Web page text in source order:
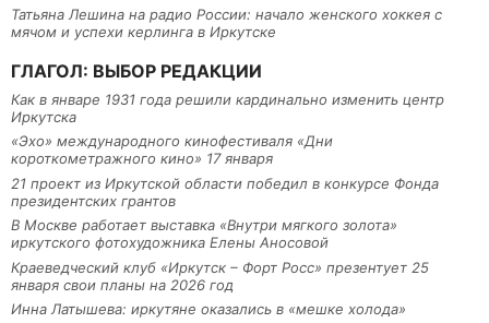
Татьяна Лешина на радио России: начало женского хоккея с
мячом и успехи керлинга в Иркутске
ГЛАГОЛ: ВЫБОР РЕДАКЦИИ
Как в январе 1931 года решили кардинально изменить центр
Иркутска
«Эхо» международного кинофестиваля «Дни
короткометражного кино» 17 января
21 проект из Иркутской области победил в конкурсе Фонда
президентских грантов
В Москве работает выставка «Внутри мягкого золота»
иркутского фотохудожника Елены Аносовой
Краеведческий клуб «Иркутск – Форт Росс» презентует 25
января свои планы на 2026 год
Инна Латышева: иркутяне оказались в «мешке холода»